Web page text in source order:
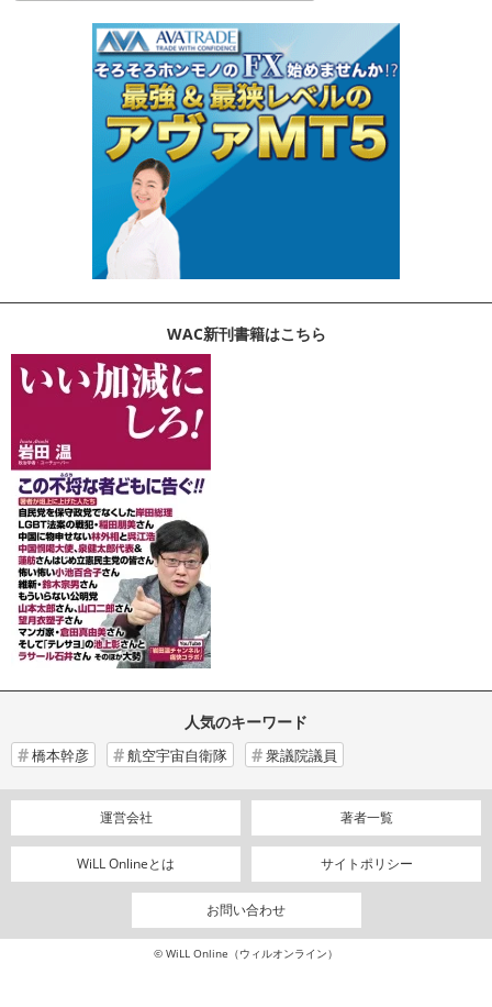
WAC新刊書籍はこちら
人気のキーワード
橋本幹彦 航空宇宙自衛隊 衆議院議員
運営会社 著者一覧
WiLL Onlineとは サイトポリシー
お問い合わせ
© WiLL Online（ウィルオンライン）